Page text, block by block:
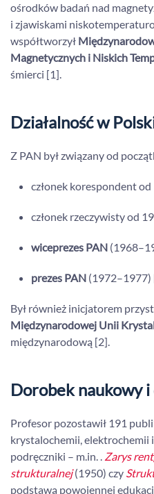
ośrodków badań nad
i zjawiskami
współtworzył
Magnetycznych i Niskich
śmierci [1].
Działalność w
Z PAN był związany od
członek korespondent od
członek rzeczywisty od
wiceprezes PAN
prezes PAN (1972–1977)
Był również inicjatorem
Międzynarodowej Unii
międzynarodową [2].
Dorobek naukowy
Profesor pozostawił 191
krystalochemii, elektrochemii
podręczniki – m.in. . Zarys
strukturalnej(1950) czy
podstawą powojennej